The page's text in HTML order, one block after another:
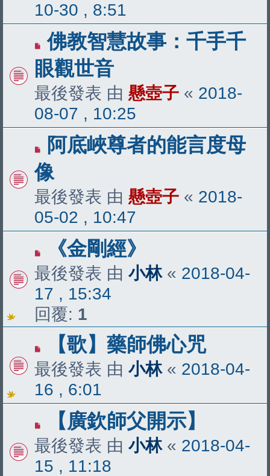
10-30 , 8:51
佛教智慧故事：千手千
眼觀世音
最後發表 由 懸壺子 « 2018-
08-07 , 10:25
阿底峽尊者的能言度母
像
最後發表 由 懸壺子 « 2018-
05-02 , 10:47
《金剛經》
最後發表 由 小林« 2018-04-
17 , 15:34
回覆: 1
【歌】藥師佛心咒
最後發表 由 小林« 2018-04-
16 , 6:01
【廣欽師父開示】
最後發表 由 小林« 2018-04-
15 , 11:18